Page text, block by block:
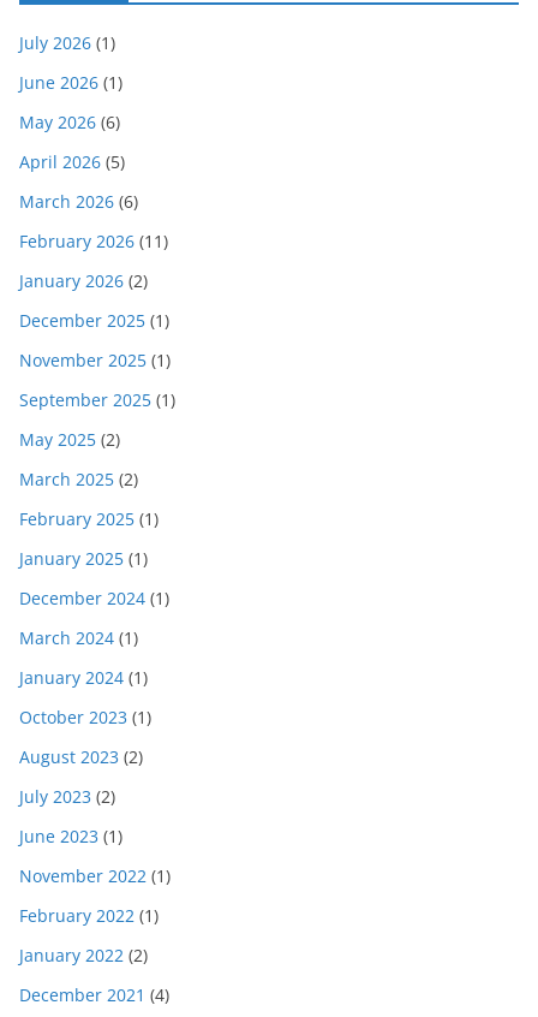
July 2026 (1)
June 2026 (1)
May 2026 (6)
April 2026 (5)
March 2026 (6)
February 2026 (11)
January 2026 (2)
December 2025 (1)
November 2025 (1)
September 2025 (1)
May 2025 (2)
March 2025 (2)
February 2025 (1)
January 2025 (1)
December 2024 (1)
March 2024 (1)
January 2024 (1)
October 2023 (1)
August 2023 (2)
July 2023 (2)
June 2023 (1)
November 2022 (1)
February 2022 (1)
January 2022 (2)
December 2021 (4)